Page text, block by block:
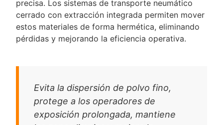
precisa. Los sistemas de transporte neumático
cerrado con extracción integrada permiten mover
estos materiales de forma hermética, eliminando
pérdidas y mejorando la eficiencia operativa.
Evita la dispersión de polvo fino,
protege a los operadores de
exposición prolongada, mantiene